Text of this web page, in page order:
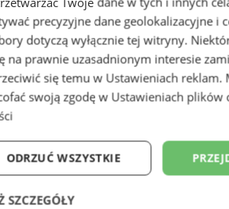
kryminalne w Wodzisławiu
lokalne
stron www - Wodzisław
precyzyjne dane geolokalizacyjne i
dotyczą wyłącznie tej witryny.
na prawnie uzasadnionym interesie
się temu w Ustawieniach reklam.
swoją zgodę w Ustawieniach plików
ODRZUĆ WSZYSTKIE
SZCZEGÓŁY